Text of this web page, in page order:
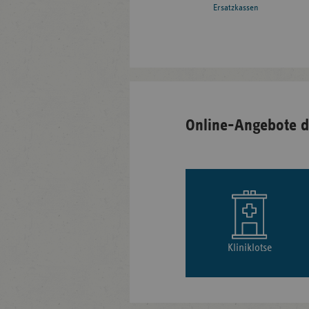
Ersatzkassen
Online-Angebote
Kliniklotse